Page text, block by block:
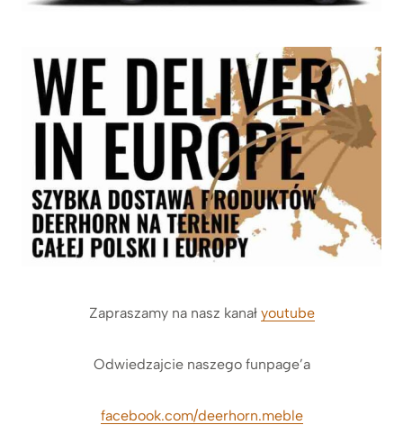
Zapraszamy na nasz kanał youtube
Odwiedzajcie naszego funpage’a
facebook.com/deerhorn.meble